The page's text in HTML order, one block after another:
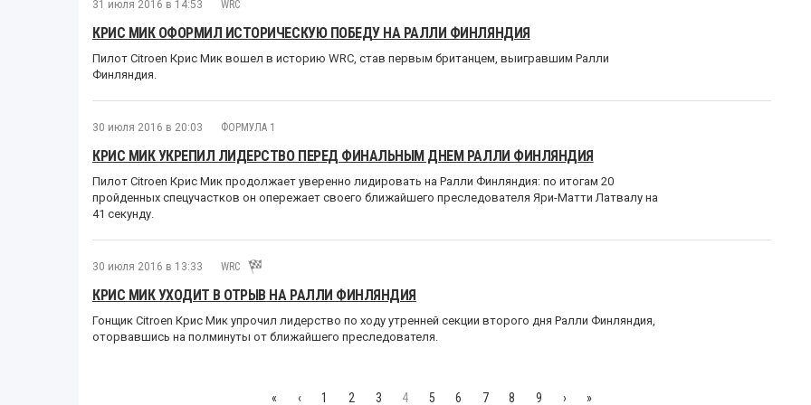
31 июля 2016 в 14:53 WRC
КРИС МИК ОФОРМИЛ ИСТОРИЧЕСКУЮ ПОБЕДУ НА РАЛЛИ ФИНЛЯНДИЯ
Пилот Citroen Крис Мик вошел в историю WRC, став первым британцем, выигравшим Ралли
Финляндия.
30 июля 2016 в 20:03 ФОРМУЛА 1
КРИС МИК УКРЕПИЛ ЛИДЕРСТВО ПЕРЕД ФИНАЛЬНЫМ ДНЕМ РАЛЛИ ФИНЛЯНДИЯ
Пилот Citroen Крис Мик продолжает уверенно лидировать на Ралли Финляндия: по итогам 20
пройденных спецучастков он опережает своего ближайшего преследователя Яри-Матти Латвалу на
41 секунду.
30 июля 2016 в 13:33 WRC
КРИС МИК УХОДИТ В ОТРЫВ НА РАЛЛИ ФИНЛЯНДИЯ
Гонщик Citroen Крис Мик упрочил лидерство по ходу утренней секции второго дня Ралли Финляндия,
оторвавшись на полминуты от ближайшего преследователя.
« ‹ 1 2 3 4 5 6 7 8 9 › »